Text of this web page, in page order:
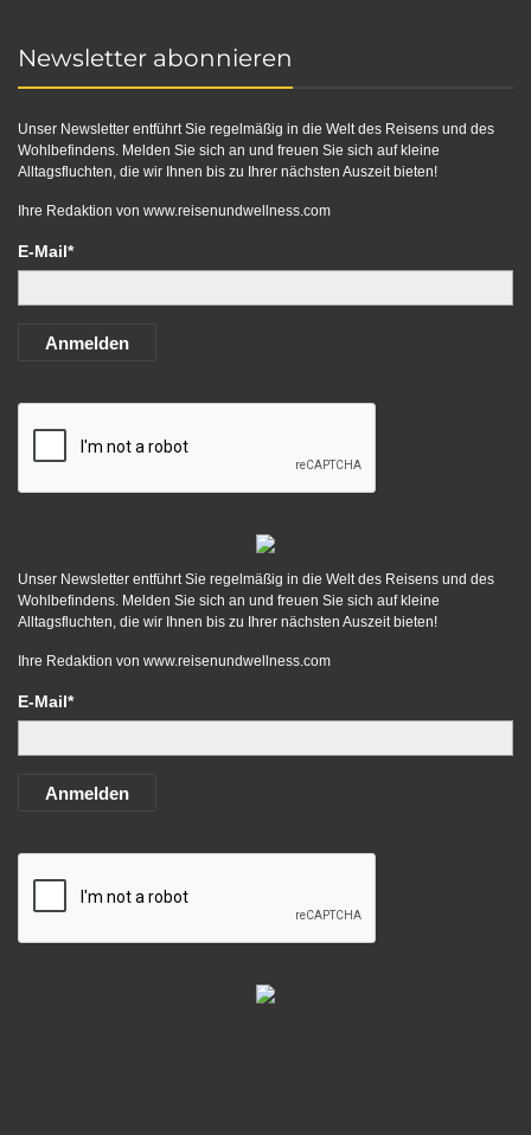
Newsletter abonnieren
Unser Newsletter entführt Sie regelmäßig in die Welt des Reisens und des
Wohlbefindens. Melden Sie sich an und freuen Sie sich auf kleine
Alltagsfluchten, die wir Ihnen bis zu Ihrer nächsten Auszeit bieten!
Ihre Redaktion von www.reisenundwellness.com
E-Mail*
Anmelden
Unser Newsletter entführt Sie regelmäßig in die Welt des Reisens und des
Wohlbefindens. Melden Sie sich an und freuen Sie sich auf kleine
Alltagsfluchten, die wir Ihnen bis zu Ihrer nächsten Auszeit bieten!
Ihre Redaktion von www.reisenundwellness.com
E-Mail*
Anmelden